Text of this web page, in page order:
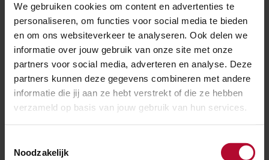
We gebruiken cookies om content en advertenties te
personaliseren, om functies voor social media te bieden
en om ons websiteverkeer te analyseren. Ook delen we
informatie over jouw gebruik van onze site met onze
partners voor social media, adverteren en analyse. Deze
partners kunnen deze gegevens combineren met andere
informatie die jij aan ze hebt verstrekt of die ze hebben
verzameld op basis van jouw gebruik van hun services.
Noodzakelijk
geluidsniveau worden afgesteld?
Er is zorg over de wateroverlast vanaf de
Posbank. Kan ProRail dit oplossen?
Ben je tevreden over de informatie op